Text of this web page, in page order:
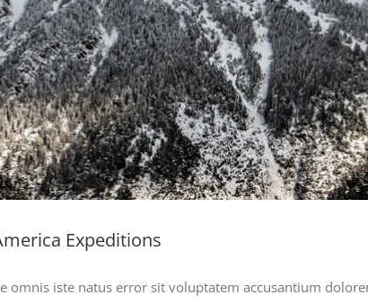
Expeditions
omnis iste natus error sit voluptatem accusantium